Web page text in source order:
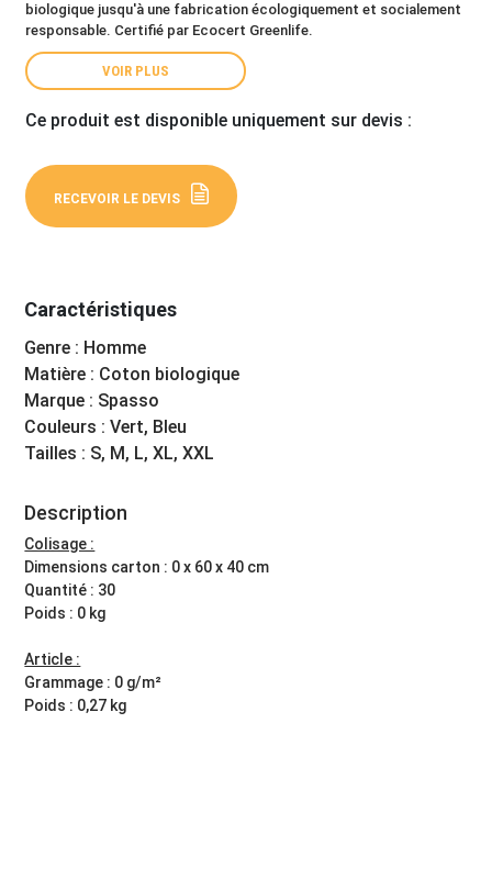
biologique jusqu'à une fabrication écologiquement et socialement
responsable. Certifié par Ecocert Greenlife.
VOIR PLUS
Ce produit est disponible uniquement sur devis :
RECEVOIR LE DEVIS
Caractéristiques
Genre : Homme
Matière : Coton biologique
Marque : Spasso
Couleurs : Vert, Bleu
Tailles : S, M, L, XL, XXL
Description
Colisage :
Dimensions carton : 0 x 60 x 40 cm
Quantité : 30
Poids : 0 kg
Article :
Grammage : 0 g/m²
Poids : 0,27 kg